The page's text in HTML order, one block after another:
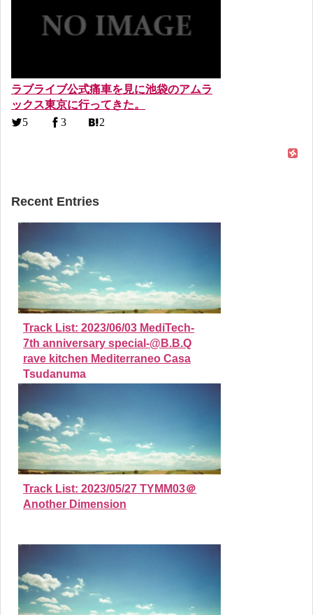
ラブライブ公式痛車を見に池袋のアムラ
ックス東京に行ってきた。
5 3 2
Recent Entries
Track List: 2023/06/03 MediTech-
7th anniversary special-@B.B.Q
rave kitchen Mediterraneo Casa
Tsudanuma
Track List: 2023/05/27 TYMM03＠
Another Dimension